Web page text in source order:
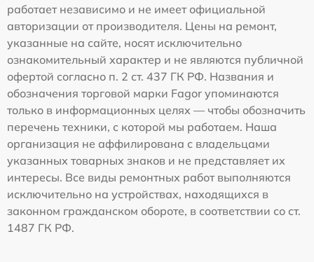
работает независимо и не имеет официальной
авторизации от производителя. Цены на ремонт,
указанные на сайте, носят исключительно
ознакомительный характер и не являются публичной
офертой согласно п. 2 ст. 437 ГК РФ. Названия и
обозначения торговой марки Fagor упоминаются
только в информационных целях — чтобы обозначить
перечень техники, с которой мы работаем. Наша
организация не аффилирована с владельцами
указанных товарных знаков и не представляет их
интересы. Все виды ремонтных работ выполняются
исключительно на устройствах, находящихся в
законном гражданском обороте, в соответствии со ст.
1487 ГК РФ.